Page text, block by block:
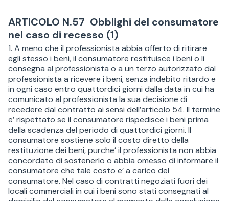
ARTICOLO N.57 Obblighi del consumatore
nel caso di recesso (1)
1. A meno che il professionista abbia offerto di ritirare
egli stesso i beni, il consumatore restituisce i beni o li
consegna al professionista o a un terzo autorizzato dal
professionista a ricevere i beni, senza indebito ritardo e
in ogni caso entro quattordici giorni dalla data in cui ha
comunicato al professionista la sua decisione di
recedere dal contratto ai sensi dell’articolo 54. Il termine
e’ rispettato se il consumatore rispedisce i beni prima
della scadenza del periodo di quattordici giorni. Il
consumatore sostiene solo il costo diretto della
restituzione dei beni, purche’ il professionista non abbia
concordato di sostenerlo o abbia omesso di informare il
consumatore che tale costo e’ a carico del
consumatore. Nel caso di contratti negoziati fuori dei
locali commerciali in cui i beni sono stati consegnati al